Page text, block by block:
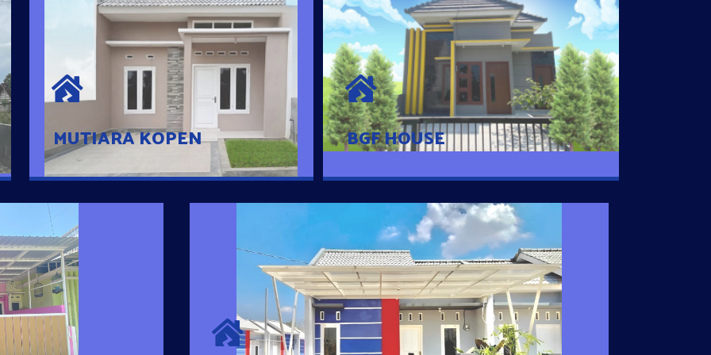
MUTIARA KOPEN
MUTIARA KOPEN
Hunian nyaman dengan suasana
pedesaan. 10 menit dari pusat kota, 2
menit dari Ring Road
BGF HOUSE
BGF HOUSE
Hunian Mewah Pusat Kota dengan fasilitas
Free Desain, Dapur, Parkir Mobil dengan 3
Kamar Tidur dan 2 Kamar Mandi.
Pintar
rumahnya dengan
SURYA MADANI SATU
Satu-satunya Hunian nyaman dengan harga subsidi hanya 100
jutaan dengan lokasi strategis di Tuban